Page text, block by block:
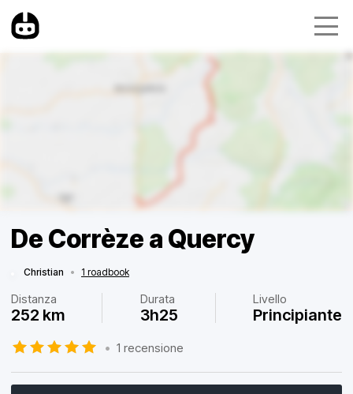
De Corrèze a Quercy
Christian • 1 roadbook
Distanza
252 km
Durata
3h25
Livello
Principiante
• 1 recensione